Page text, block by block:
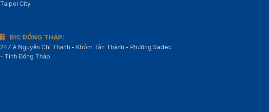
Taipei City
BIC ĐỒNG THÁP:
247 A Nguyễn Chí Thanh - Khóm Tân Thành - Phường Sadec
- Tỉnh Đồng Tháp